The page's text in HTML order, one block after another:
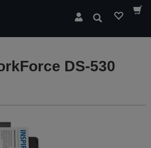
Hledat
DS-530